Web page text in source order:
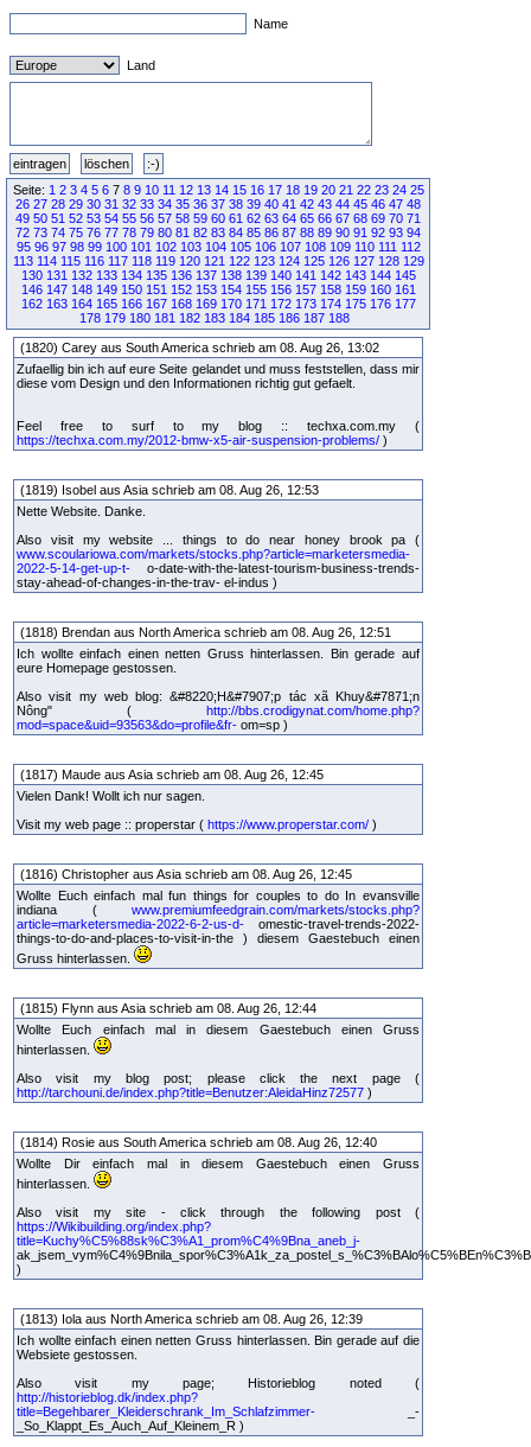
Name
Land
Seite: 1 2 3 4 5 67 8 9 10 11 12 13 14 15 16 17 18 19 20 21 22 23 24 25
26 27 28 29 30 31 32 33 34 35 36 37 38 39 40 41 42 43 44 45 46 47 48
49 50 51 52 53 54 55 56 57 58 59 60 61 62 63 64 65 66 67 68 69 70 71
72 73 74 75 76 77 78 79 80 81 82 83 84 85 86 87 88 89 90 91 92 93 94
95 96 97 98 99 100 101 102 103 104 105 106 107 108 109 110 111 112
113 114 115 116 117 118 119 120 121 122 123 124 125 126 127 128 129
130 131 132 133 134 135 136 137 138 139 140 141 142 143 144 145
146 147 148 149 150 151 152 153 154 155 156 157 158 159 160 161
162 163 164 165 166 167 168 169 170 171 172 173 174 175 176 177
178 179 180 181 182 183 184 185 186 187 188
(1820) Carey aus South America schrieb am 08. Aug 26, 13:02
Zufaellig bin ich auf eure Seite gelandet und muss feststellen, dass mir
diese vom Design und den Informationen richtig gut gefaelt.
Feel free to surf to my blog :: techxa.com.my (
https://techxa.com.my/2012-bmw-x5-air-suspension-problems/ )
(1819) Isobel aus Asia schrieb am 08. Aug 26, 12:53
Nette Website. Danke.
Also visit my website ... things to do near honey brook pa (
www.scoulariowa.com/markets/stocks.php?article=marketersmedia-
2022-5-14-get-up-t- o-date-with-the-latest-tourism-business-trends-
stay-ahead-of-changes-in-the-trav- el-indus )
(1818) Brendan aus North America schrieb am 08. Aug 26, 12:51
Ich wollte einfach einen netten Gruss hinterlassen. Bin gerade auf
eure Homepage gestossen.
Also visit my web blog: &#8220;H&#7907;p tác xã Khuy&#7871;n
Nông" ( http://bbs.crodigynat.com/home.php?
mod=space&uid=93563&do=profile&fr- om=sp )
(1817) Maude aus Asia schrieb am 08. Aug 26, 12:45
Vielen Dank! Wollt ich nur sagen.
Visit my web page :: properstar ( https://www.properstar.com/ )
(1816) Christopher aus Asia schrieb am 08. Aug 26, 12:45
Wollte Euch einfach mal fun things for couples to do In evansville
indiana ( www.premiumfeedgrain.com/markets/stocks.php?
article=marketersmedia-2022-6-2-us-d- omestic-travel-trends-2022-
things-to-do-and-places-to-visit-in-the ) diesem Gaestebuch einen
Gruss hinterlassen.
(1815) Flynn aus Asia schrieb am 08. Aug 26, 12:44
Wollte Euch einfach mal in diesem Gaestebuch einen Gruss
hinterlassen.
Also visit my blog post; please click the next page (
http://tarchouni.de/index.php?title=Benutzer:AleidaHinz72577 )
(1814) Rosie aus South America schrieb am 08. Aug 26, 12:40
Wollte Dir einfach mal in diesem Gaestebuch einen Gruss
hinterlassen.
Also visit my site - click through the following post (
https://Wikibuilding.org/index.php?
title=Kuchy%C5%88sk%C3%A1_prom%C4%9Bna_aneb_j-
)
(1813) Iola aus North America schrieb am 08. Aug 26, 12:39
Ich wollte einfach einen netten Gruss hinterlassen. Bin gerade auf die
Websiete gestossen.
Also visit my page; Historieblog noted (
http://historieblog.dk/index.php?
title=Begehbarer_Kleiderschrank_Im_Schlafzimmer- _-
_So_Klappt_Es_Auch_Auf_Kleinem_R )